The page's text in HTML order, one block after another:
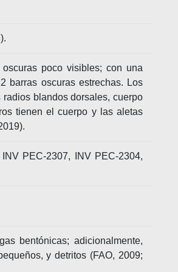
poco visibles; con una
barras oscuras estrechas. Los
blandos dorsales, cuerpo
tienen el cuerpo y las aletas
PEC-2307, INV PEC-2304,
bentónicas; adicionalmente,
y detritos (FAO, 2009;